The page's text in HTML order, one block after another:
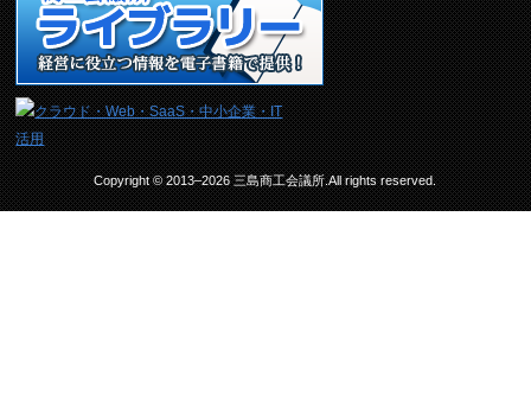
Copyright © 2013–2026 三島商工会議所.All rights reserved.